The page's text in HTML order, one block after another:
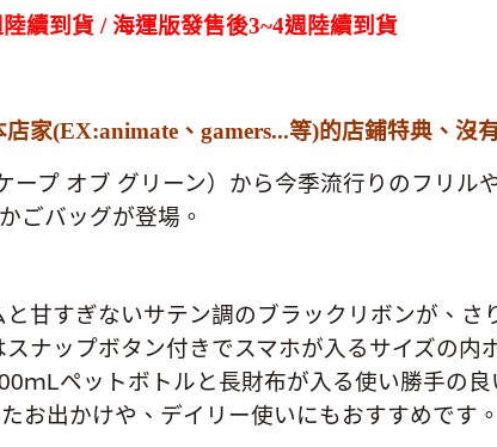
續到貨 / 海運版發售後3~4週陸續到貨
家(EX:animate、gamers...等)的店鋪特典 、沒
プ オブ グリーン）から今季流行りのフリル
ごバッグが登場。
甘すぎないサテン調のブラックリボンが、さ
ナップボタン付きでスマホが入るサイズの内
ｍLペットボトルと長財布が入る使い勝手の良
お出かけや、デイリー使いにもおすすめです